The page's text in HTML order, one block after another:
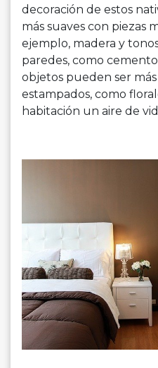
decoración de estos
más suaves con piezas
ejemplo, madera y
paredes, como
objetos pueden ser
estampados, como
habitación un aire de